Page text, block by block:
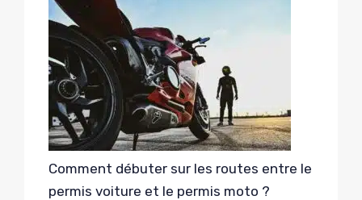
Comment débuter sur les routes entre le
permis voiture et le permis moto ?